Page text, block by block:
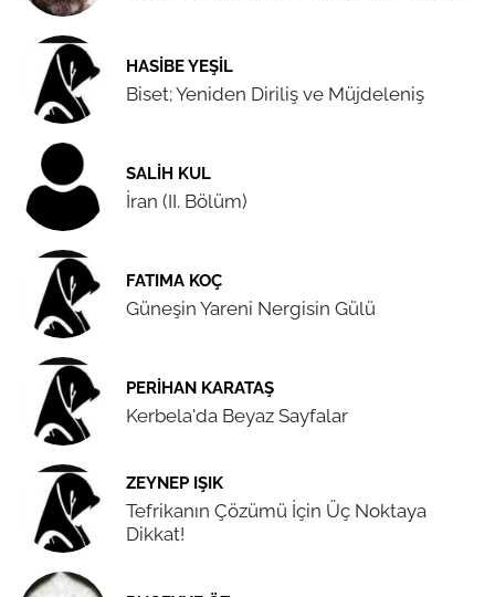
HASIBE YEŞIL
Biset; Yeniden Diriliş ve Müjdeleniş
SALIH KUL
İran (II. Bölüm)
FATIMA KOÇ
Güneşin Yareni Nergisin Gülü
PERIHAN KARATAŞ
Kerbela'da Beyaz Sayfalar
ZEYNEP IŞIK
Tefrikanın Çözümü İçin Üç Noktaya
Dikkat!